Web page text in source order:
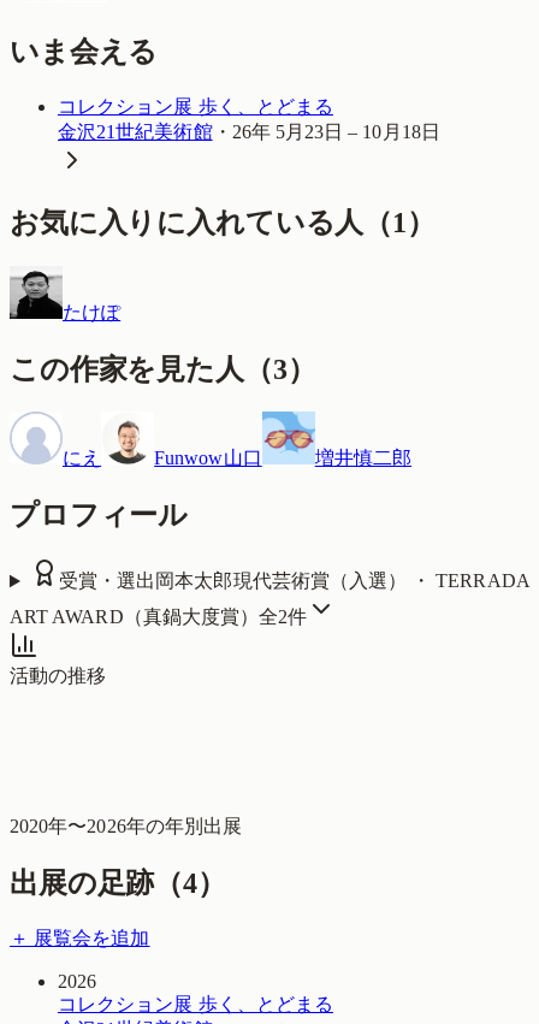
いま会える
コレクション展 歩く、とどまる
金沢21世紀美術館・ 26年 5月23日 – 10月18日
お気に入りに入れている人 （1）
たけぽ
この作家を見た人 （3）
にえ Funwow山口 増井慎二郎
プロフィール
受賞・選出 岡本太郎現代芸術賞（入選） ・ TERRADA
ART AWARD（真鍋大度賞）全2件
活動の推移
2020年〜2026年の年別出展
出展の足跡（4）
＋ 展覧会を追加
2026
コレクション展 歩く、とどまる